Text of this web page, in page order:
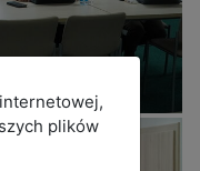
plików